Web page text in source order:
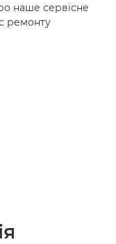
наше сервісне
ремонту